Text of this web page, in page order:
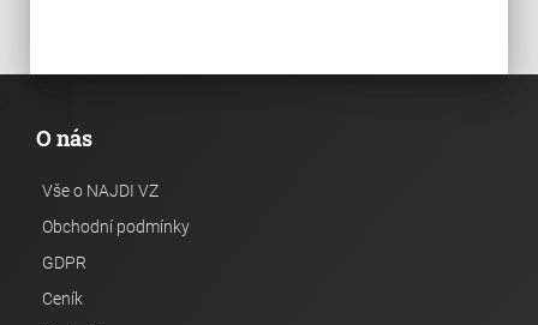
O nás
Vše o NAJDI VZ
Obchodní podmínky
GDPR
Ceník